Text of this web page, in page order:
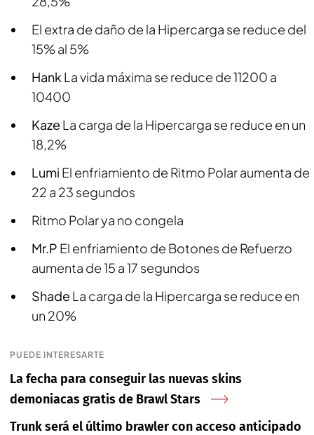
El extra de daño de la Hipercarga se reduce del
15% al 5%
Hank La vida máxima se reduce de 11200 a
10400
Kaze La carga de la Hipercarga se reduce en un
18,2%
Lumi El enfriamiento de Ritmo Polar aumenta de
22 a 23 segundos
Ritmo Polar ya no congela
Mr.P El enfriamiento de Botones de Refuerzo
aumenta de 15 a 17 segundos
Shade La carga de la Hipercarga se reduce en
un 20%
PUEDE INTERESARTE
La fecha para conseguir las nuevas skins
demoniacas gratis de Brawl Stars
Trunk será el último brawler con acceso anticipado